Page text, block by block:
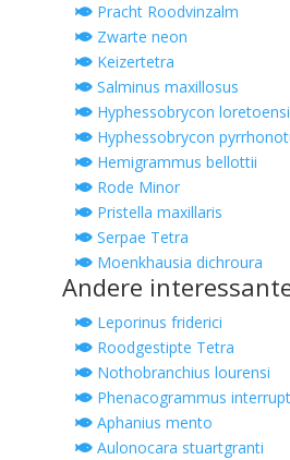
Pracht Roodvinzalm
Zwarte neon
Keizertetra
Salminus maxillosus
Hyphessobrycon
Hyphessobrycon
Hemigrammus bellottii
Rode Minor
Pristella maxillaris
Serpae Tetra
Moenkhausia dichroura
Andere
Leporinus friderici
Roodgestipte Tetra
Nothobranchius lourensi
Phenacogrammus
Aphanius mento
Aulonocara stuartgranti